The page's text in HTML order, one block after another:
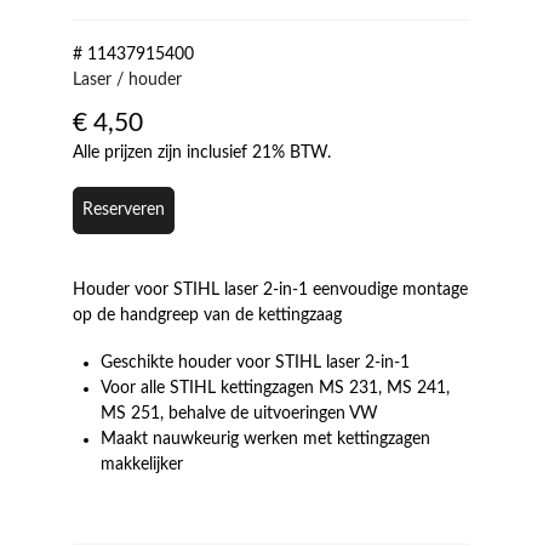
# 11437915400
Laser / houder
€ 4,50
Alle prijzen zijn inclusief 21% BTW.
Reserveren
Houder voor STIHL laser 2-in-1 eenvoudige montage
op de handgreep van de kettingzaag
Geschikte houder voor STIHL laser 2-in-1
Voor alle STIHL kettingzagen MS 231, MS 241,
MS 251, behalve de uitvoeringen VW
Maakt nauwkeurig werken met kettingzagen
makkelijker